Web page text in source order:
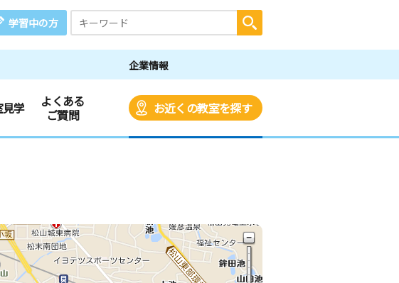
学習中の方
企業情報
学
よくある
ご質問
お近くの教室を探す